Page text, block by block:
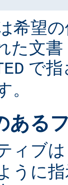
希望
た文書
で指
。
ある
ィブ
うに